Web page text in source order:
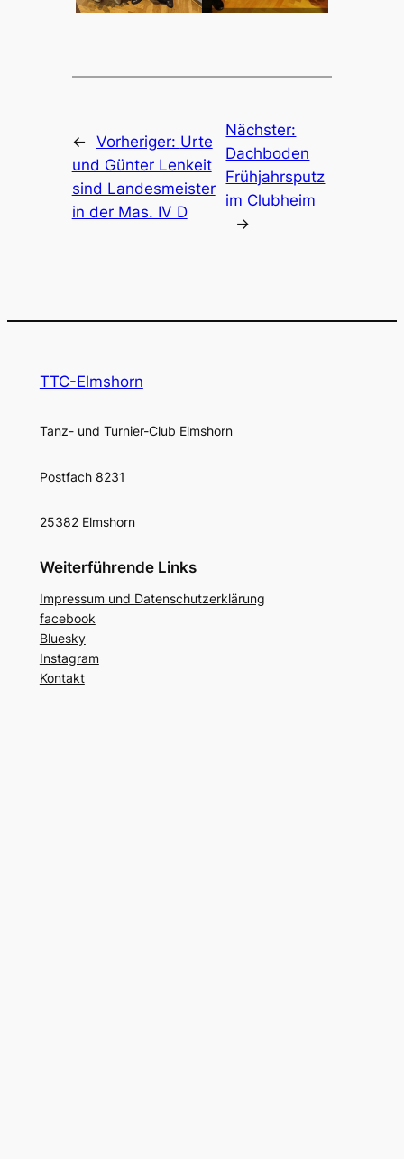
← Vorheriger: Urte
und Günter Lenkeit
sind Landesmeister
in der Mas. IV D
Nächster:
Dachboden
Frühjahrsputz
im Clubheim
→
TTC-Elmshorn
Tanz- und Turnier-Club Elmshorn
Postfach 8231
25382 Elmshorn
Weiterführende Links
Impressum und Datenschutzerklärung
facebook
Bluesky
Instagram
Kontakt